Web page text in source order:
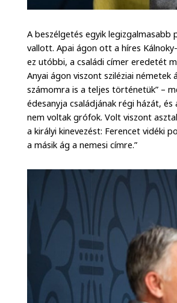
A beszélgetés egyik
vallott. Apai ágon ott a híres
ez utóbbi, a családi címer eredetét
Anyai ágon viszont sziléziai
számomra is a teljes történetük” –
édesanyja családjának régi házát,
nem voltak grófok. Volt viszont
a királyi kinevezést: Ferencet vidéki
a másik ág a nemesi címre.”